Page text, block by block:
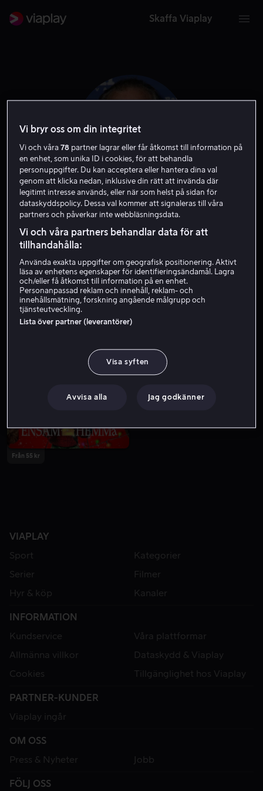
Skaffa Viaplay
Daniel Stern
Från 55 kr
Från 55 kr
VIAPLAY
Sport
Kategorier
Serier
Filmer
Hyr & köp
Kanaler
INFORMATION
Kundservice
Våra plattformar
Allmänna villkor
Dataskydd & Viaplay
Cookies
Tillgänglighet hos Viaplay
PARTNER-KUNDER
Viaplay ingår
OM OSS
Press & Nyheter
Jobb
FÖLJ OSS
Vi bryr oss om din integritet
Vi och våra78 partner lagrar eller får åtkomst till information på
en enhet, som unika ID i cookies, för att behandla
personuppgifter. Du kan acceptera eller hantera dina val
genom att klicka nedan, inklusive din rätt att invända där
legitimt intresse används, eller när som helst på sidan för
dataskyddspolicy. Dessa val kommer att signaleras till våra
partners och påverkar inte webbläsningsdata.
Vi och våra partners behandlar data för att
tillhandahålla:
Använda exakta uppgifter om geografisk positionering. Aktivt
läsa av enhetens egenskaper för identifieringsändamål. Lagra
och/eller få åtkomst till information på en enhet.
Personanpassad reklam och innehåll, reklam- och
innehållsmätning, forskning angående målgrupp och
tjänsteutveckling.
Lista över partner (leverantörer)
Visa syften
Avvisa alla Jag godkänner